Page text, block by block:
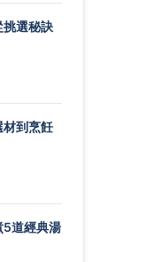
挑選秘訣
材到烹飪
5道經典湯